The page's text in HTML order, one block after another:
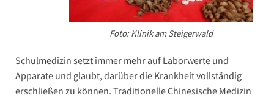
Foto: Klinik am Steigerwald
Schulmedizin setzt immer mehr auf Laborwerte und
Apparate und glaubt, darüber die Krankheit vollständig
erschließen zu können. Traditionelle Chinesische Medizin